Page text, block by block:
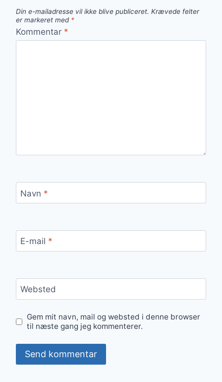
Din e-mailadresse vil ikke blive publiceret. Krævede felter
er markeret med *
Kommentar *
Navn *
E-mail *
Websted
Gem mit navn, mail og websted i denne browser
til næste gang jeg kommenterer.